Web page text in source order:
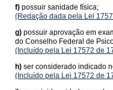
f) possuir sanidade física;
(Redação dada pela Lei
g) possuir aprovação em
do Conselho Federal de
(Incluído pela Lei 17572 de
h) ser considerado indicado
(Incluído pela Lei 17572 de